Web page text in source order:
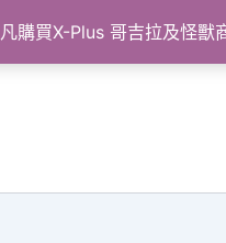
凡購買X-Plus 哥吉拉及怪獸